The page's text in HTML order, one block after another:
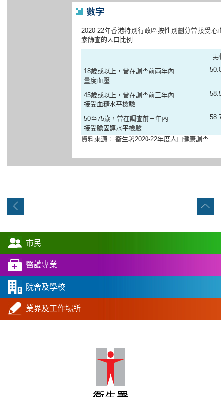
2020-22年香港特別行政區按性別劃分曾接受心
素篩查的人口比例
男
18歲或以上，曾在調查前兩年內
量度血壓
45歲或以上，曾在調查前三年內
接受血糖水平檢驗
50至75歲，曾在調查前三年內
接受膽固醇水平檢驗
資料來源： 衞生署2020-22年度人口健康調查
市民
醫護專業
院舍及學校
業界及工作場所